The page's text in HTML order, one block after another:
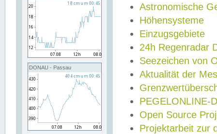
DONAU - Passau
Astronomische
Höhensysteme
Einzugsgebiete
24h Regenradar
Seezeichen von
Aktualität der
PEGELONLINE-
Open Source
Projektarbeit zur